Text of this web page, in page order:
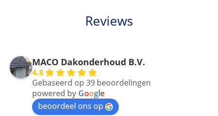
Reviews
MACO Dakonderhoud B.V.
4.8
Gebaseerd op 39 beoordelingen
powered by Google
beoordeel ons op